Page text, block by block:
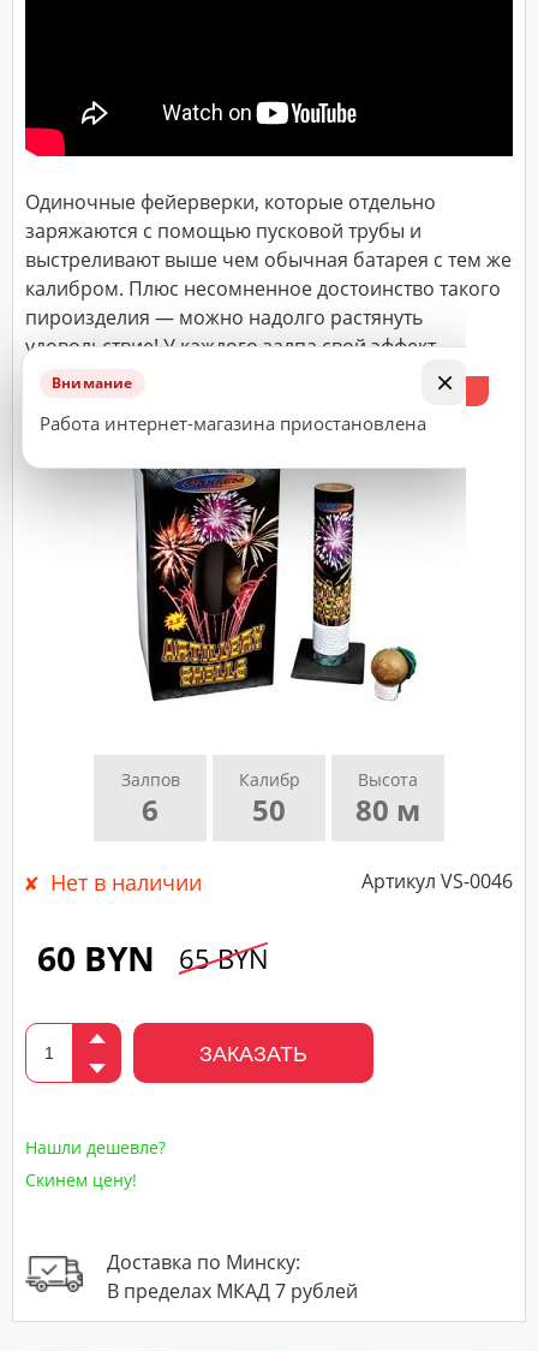
×
Внимание
Работа интернет-магазина приостановлена
Залпов
6
Калибр
50
Высота
80 м
Одиночные фeйeрвeрки, которые отдельно
заряжаются с помощью пусковой трубы и
выстреливают выше чем обычная батарея с тем же
калибром. Плюс несомненное достоинство такого
пироизделия — можно надолго растянуть
удовольствие! У каждого залпа свой эффект.
Нет в наличии Артикул VS-0046
60 BYN 65 BYN
ЗАКАЗАТЬ
Нашли дешевле?
Скинем цену!
Доставка по Минску:
В пределах МКАД 7 рублей
Адрес
(город,
улица,
время
доставки*
ВАЖНО!
считается
принятым
исполнению
подтверждающего
менеджера.